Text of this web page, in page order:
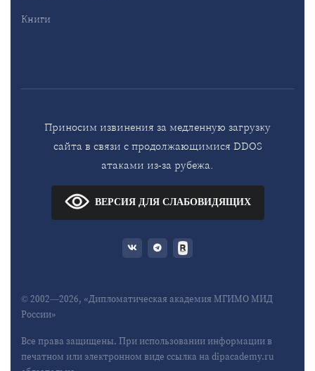
Книги
Приносим извинения за медленную загрузку
сайта в связи с продолжающимися DDOS
атаками из-за рубежа.
ВЕРСИЯ ДЛЯ СЛАБОВИДЯЩИХ
© 2002—2026, «Дипломатическая академия МГИМО МИД
России»
Все права защищены. При использовании информации в
печатном или электронном виде ссылка на dipacademy.ru